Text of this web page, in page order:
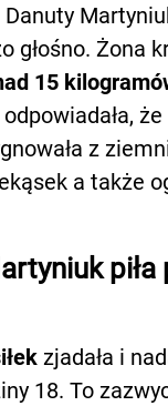
głośno. Żona
15
z
a także
piła
zjadała i
18. To